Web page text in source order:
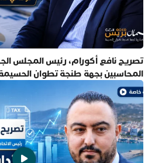
تصريح نافع أكورام، رئيس المجلس
المحاسبين بجهة طنجة تطوان